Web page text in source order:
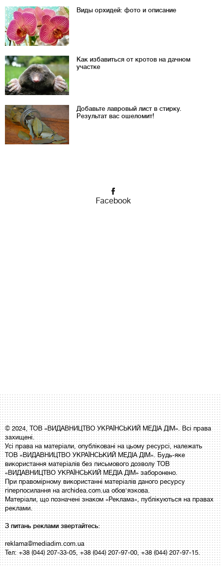
Виды орхидей: фото и описание
Как избавиться от кротов на дачном
участке
Добавьте лавровый лист в стирку.
Результат вас ошеломит!
Facebook
© 2024, ТОВ «ВИДАВНИЦТВО УКРАЇНСЬКИЙ МЕДІА ДІМ». Всі права
захищені.
Усі права на матеріали, опубліковані на цьому ресурсі, належать
ТОВ «ВИДАВНИЦТВО УКРАЇНСЬКИЙ МЕДІА ДІМ». Будь-яке
використання матеріалів без письмового дозволу ТОВ
«ВИДАВНИЦТВО УКРАЇНСЬКИЙ МЕДІА ДІМ» заборонено.
При правомірному використанні матеріалів даного ресурсу
гіперпосилання на archidea.com.ua обов'язкова.
Матеріали, що позначені знаком «Реклама», публікуються на правах
реклами.
З питань реклами звертайтесь:
reklama@mediadim.com.ua
Тел: +38 (044) 207-33-05, +38 (044) 207-97-00, +38 (044) 207-97-15.